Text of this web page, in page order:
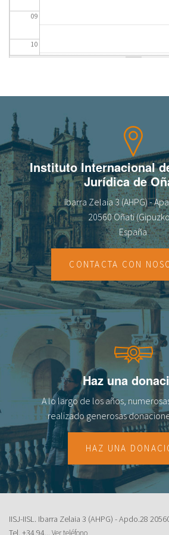
09
10
16
18
19
20
23
Instituto Internacional
Jurídica de
Ibarra Zelaia 3 (AHPG) -
20560 Oñati
España
CONTACTA CON
Haz una
A lo largo de los años,
realizado generosas
HAZ UNA
IISJ-IISL. Ibarra Zelaia 3 (AHPG) - Apdo.28
Tel. +34 94... Ver teléfono